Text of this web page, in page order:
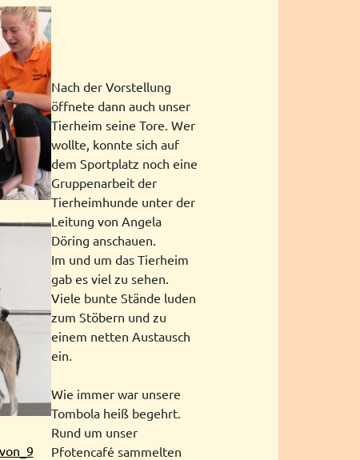
Nach der Vorstellung
öffnete dann auch unser
Tierheim seine Tore. Wer
wollte, konnte sich auf
dem Sportplatz noch eine
Gruppenarbeit der
Tierheimhunde unter der
Leitung von Angela
Döring anschauen.
Im und um das Tierheim
gab es viel zu sehen.
Viele bunte Stände luden
zum Stöbern und zu
einem netten Austausch
ein.
Wie immer war unsere
Tombola heiß begehrt.
Rund um unser
Pfotencafé sammelten